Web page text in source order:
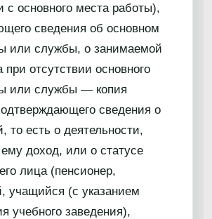
с основного места работы),
сведения об основном
или службы, о занимаемой
отсутствии основного
или службы — копия
сведения о
то есть о деятельности,
доход, или о статусе
лица (пенсионер,
учащийся (с указанием
учебного заведения),